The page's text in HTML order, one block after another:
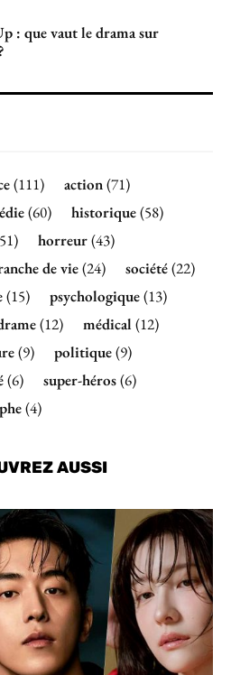
: que vaut le drama sur
(111) action(71)
(60) historique(58)
horreur(43)
de vie(24) société(22)
(15) psychologique(13)
(12) médical(12)
(9) politique(9)
(6) super-héros(6)
(4)
AUSSI